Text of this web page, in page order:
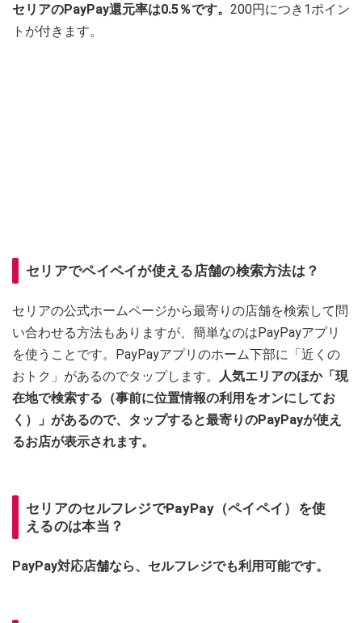
セリアのPayPay還元率は0.5％です。 200円につき1ポイン
トが付きます。
セリアでペイペイが使える店舗の検索方法は？
セリアの公式ホームページから最寄りの店舗を検索して問
い合わせる方法もありますが、簡単なのはPayPayアプリ
を使うことです。PayPayアプリのホーム下部に「近くの
おトク」があるのでタップします。
人気エリアのほか「現
在地で検索する（事前に位置情報の利用をオンにしてお
く）」があるので、タップすると最寄りのPayPayが使え
るお店が表示されます。
セリアのセルフレジでPayPay（ペイペイ）を使
えるのは本当？
PayPay対応店舗なら、セルフレジでも利用可能です。